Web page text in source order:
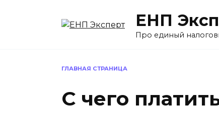
ЕНП
Про единый
ГЛАВНАЯ СТРАНИЦА
С чего